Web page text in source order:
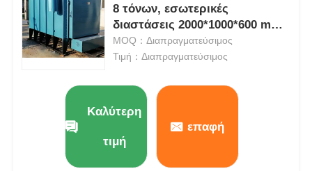
8 τόνων, εσωτερικές
διαστάσεις 2000*1000*600 mm,
υψηλής απόδοσης
MOQ：Διαπραγματεύσιμος
Τιμή：Διαπραγματεύσιμος
Καλύτερη
τιμή
επαφή